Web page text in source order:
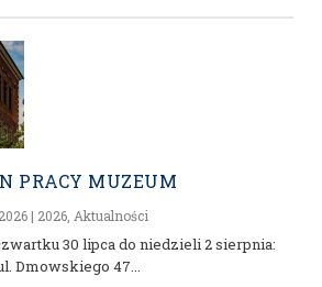
PRACY MUZEUM
| 2026 Aktualności
30 lipca do niedzieli 2 sierpnia:
Dmowskiego 47...